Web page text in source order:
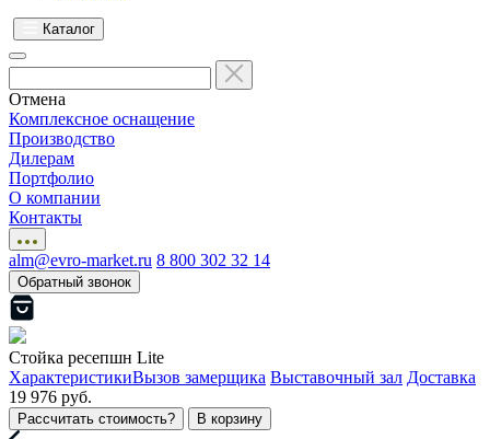
Каталог
Отмена
Комплексное оснащение
Производство
Дилерам
Портфолио
О компании
Контакты
alm@evro-market.ru 8 800 302 32 14
Обратный звонок
Стойка ресепшн Lite
ХарактеристикиВызов замерщика Выставочный зал Доставка
19 976 руб.
Рассчитать стоимость? В корзину